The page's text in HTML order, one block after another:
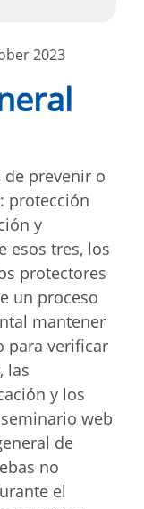
2023
de prevenir o
protección
y
esos tres, los
protectores
un proceso
mantener
para verificar
las
y los
web
de
no
el